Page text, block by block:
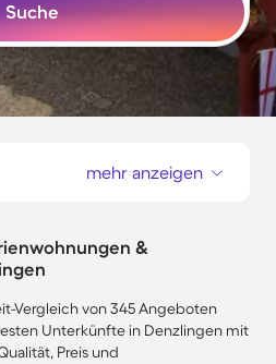
Suche
mehr anzeigen
&
Vergleich von 345 Angeboten
Unterkünfte in Denzlingen mit
Preis und